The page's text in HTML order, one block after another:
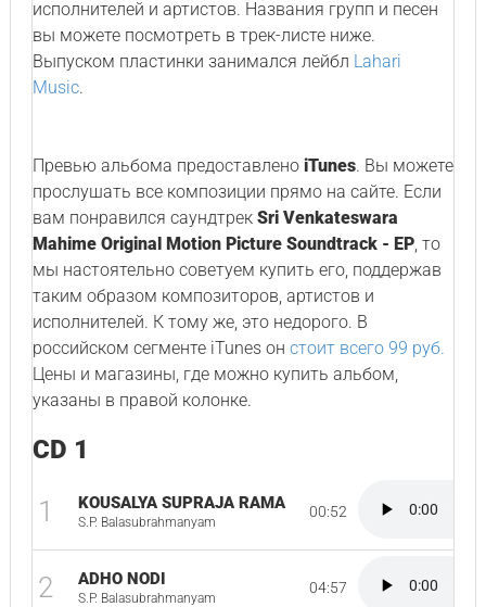
исполнителей и артистов. Названия групп и песен
вы можете посмотреть в трек-листе ниже.
Выпуском пластинки занимался лейбл Lahari
Music.
Превью альбома предоставлено iTunes. Вы можете
прослушать все композиции прямо на сайте. Если
вам понравился саундтрек Sri Venkateswara
Mahime Original Motion Picture Soundtrack - EP, то
мы настоятельно советуем купить его, поддержав
таким образом композиторов, артистов и
исполнителей. К тому же, это недорого. В
российском сегменте iTunes он стоит всего 99 руб.
Цены и магазины, где можно купить альбом,
указаны в правой колонке.
CD 1
1 KOUSALYA SUPRAJA RAMA
S.P. Balasubrahmanyam
00:52
2 ADHO NODI
S.P. Balasubrahmanyam
04:57